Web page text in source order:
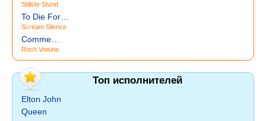
Stillste Stund
To Die For…
Scream Silence
Comme…
Roch Voisine
Топ исполнителей
Elton John
Queen